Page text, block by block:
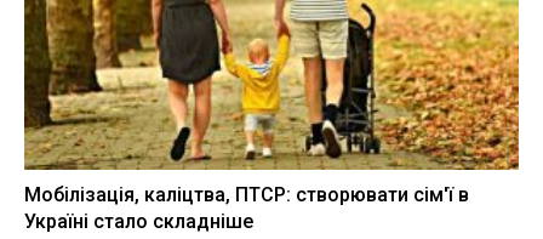
Мобілізація, каліцтва, ПТСР: створювати сім'ї в
Україні стало складніше